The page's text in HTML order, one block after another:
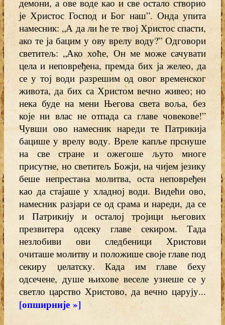
демони, а ове воде као и све остало створио
је Христос Господ и Бог наш”. Онда упита
намесник: „А да ли ће те твој Христос спасти,
ако те ја бацим у ову врелу воду?” Одговори
светитељ: „Ако хоће, Он ме може сачувати
цела и неповређена, премда бих ја желео, да
се у тој води разрешим од овог временског
живота, да бих са Христом вечно живео; но
нека буде на мени Његова света воља, без
које ни влас не отпада са главе човекове!”
Чувши ово намесник нареди те Патрикија
бацише у врелу воду. Вреле капље прснуше
на све стране и ожегоше љуто многе
присутне, но светитељ Божји, на чијем језику
беше непрестана молитва, оста неповређен
као да стајаше у хладној води. Видећи ово,
намесник разјари се од срама и нареди, да се
и Патрикију и осталој тројици његових
презвитера одсеку главе секиром. Тада
незлобиви ови следбеници Христови
очиташе молитву и положише своје главе под
секиру џелатску. Када им главе беху
одсечене, душе њихове веселе узнеше се у
светло царство Христово, да вечно царују...
[опширније »]